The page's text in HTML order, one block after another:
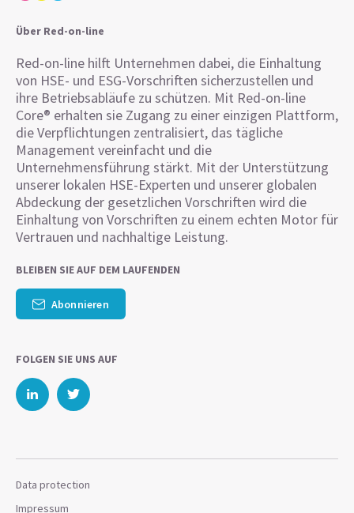
Über Red-on-line
Red-on-line hilft Unternehmen dabei, die Einhaltung
von HSE- und ESG-Vorschriften sicherzustellen und
ihre Betriebsabläufe zu schützen. Mit Red-on-line
Core® erhalten sie Zugang zu einer einzigen Plattform,
die Verpflichtungen zentralisiert, das tägliche
Management vereinfacht und die
Unternehmensführung stärkt. Mit der Unterstützung
unserer lokalen HSE-Experten und unserer globalen
Abdeckung der gesetzlichen Vorschriften wird die
Einhaltung von Vorschriften zu einem echten Motor für
Vertrauen und nachhaltige Leistung.
BLEIBEN SIE AUF DEM LAUFENDEN
Abonnieren
FOLGEN SIE UNS AUF
Data protection
Impressum